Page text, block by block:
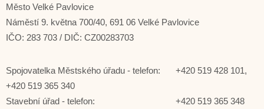
Město Velké Pavlovice
Náměstí 9. května 700/40, 691 06 Velké Pavlovice
IČO: 283 703 / DIČ: CZ00283703
Spojovatelka Městského úřadu - telefon:
+420 519 428 101,
+420 519 365 340
Stavební úřad - telefon:
+420 519 365 348